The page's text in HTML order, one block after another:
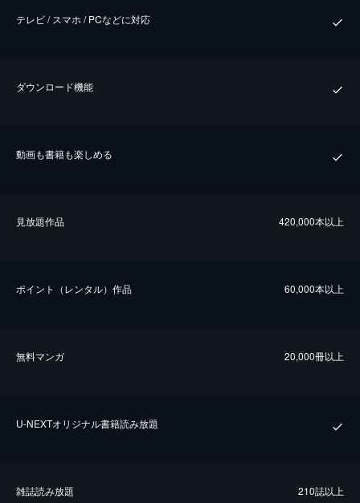
テレビ / スマホ / PCなどに対応
ダウンロード機能
動画も書籍も楽しめる
⾒放題作品 420,000本以上
ポイント（レンタル）作品 60,000本以上
無料マンガ 20,000冊以上
U-NEXTオリジナル書籍読み放題
雑誌読み放題 210誌以上